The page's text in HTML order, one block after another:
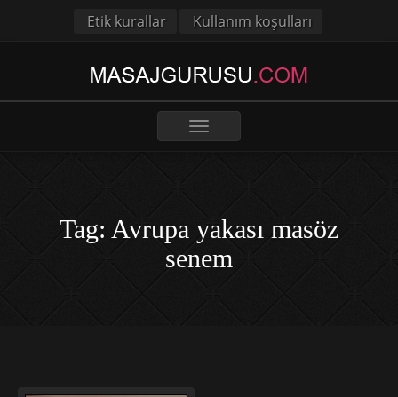
Etik kurallar Kullanım koşulları
Toggle
Tag: Avrupa yakası masöz
senem